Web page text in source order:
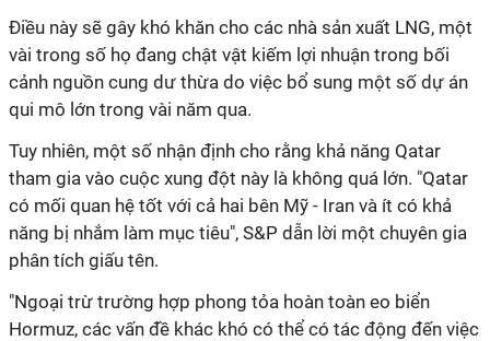
Điều này sẽ gây khó khăn cho các nhà sản xuất LNG, một
vài trong số họ đang chật vật kiếm lợi nhuận trong bối
cảnh nguồn cung dư thừa do việc bổ sung một số dự án
qui mô lớn trong vài năm qua.
Tuy nhiên, một số nhận định cho rằng khả năng Qatar
tham gia vào cuộc xung đột này là không quá lớn. "Qatar
có mối quan hệ tốt với cả hai bên Mỹ - Iran và ít có khả
năng bị nhắm làm mục tiêu", S&P dẫn lời một chuyên gia
phân tích giấu tên.
"Ngoại trừ trường hợp phong tỏa hoàn toàn eo biển
Hormuz, các vấn đề khác khó có thể có tác động đến việc